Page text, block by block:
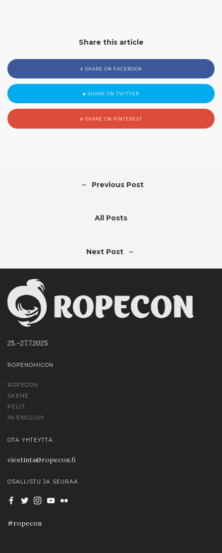
Share this article
SHARE ON FACEBOOK
SHARE ON TWITTER
SHARE ON PINTEREST
← Previous Post
All Posts
Next Post →
25.–27.7.2025
ROPENOMICON
ROPECON
SKENE
PELIT
IN ENGLISH
OTA YHTEYTTÄ
viestinta@ropecon.fi
OSALLISTU JA SEURAA
#ropecon